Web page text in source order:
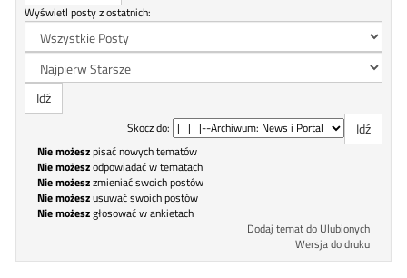
Wyświetl posty z ostatnich:
Skocz do:
Nie możeszpisać nowych tematów
Nie możeszodpowiadać w tematach
Nie możeszzmieniać swoich postów
Nie możeszusuwać swoich postów
Nie możeszgłosować w ankietach
Dodaj temat do Ulubionych
Wersja do druku